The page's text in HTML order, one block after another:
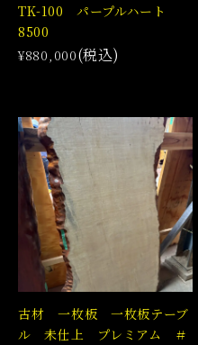
TK-100 パープルハート
8500
¥880,000(税込)
古材 一枚板 一枚板テーブ
ル 未仕上 プレミアム ＃